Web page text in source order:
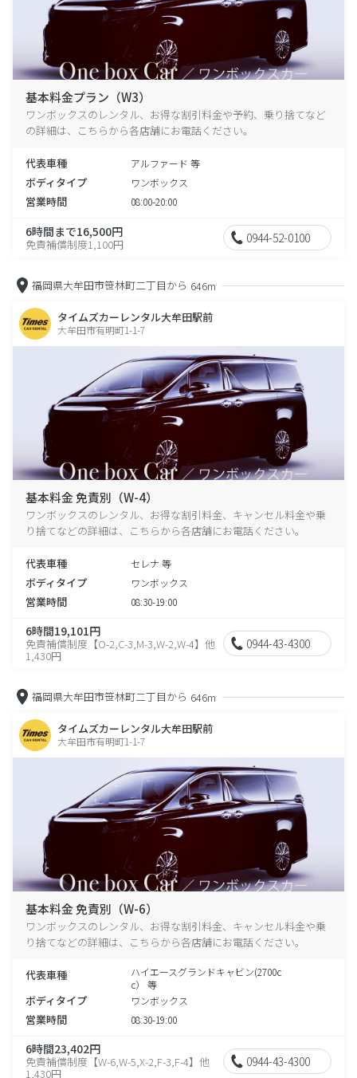
基本料金プラン（W3）
ワンボックスのレンタル、お得な割引料金や予約、乗り捨てなど
の詳細は、こちらから各店舗にお電話ください。
代表車種 アルファード 等
ボディタイプ ワンボックス
営業時間 08:00-20:00
6時間まで16,500円
免責補償制度1,100円 0944-52-0100
福岡県大牟田市笹林町二丁目から 646m
タイムズカーレンタル大牟田駅前
大牟田市有明町1-1-7
基本料金 免責別（W-4）
ワンボックスのレンタル、お得な割引料金、キャンセル料金や乗
り捨てなどの詳細は、こちらから各店舗にお電話ください。
代表車種 セレナ 等
ボディタイプ ワンボックス
営業時間 08:30-19:00
6時間19,101円
免責補償制度【O-2,C-3,M-3,W-2,W-4】他
1,430円
0944-43-4300
福岡県大牟田市笹林町二丁目から 646m
タイムズカーレンタル大牟田駅前
大牟田市有明町1-1-7
基本料金 免責別（W-6）
ワンボックスのレンタル、お得な割引料金、キャンセル料金や乗
り捨てなどの詳細は、こちらから各店舗にお電話ください。
代表車種
ハイエースグランドキャビン(2700c
c） 等
ボディタイプ ワンボックス
営業時間 08:30-19:00
6時間23,402円
免責補償制度【W-6,W-5,X-2,F-3,F-4】他
1,430円
0944-43-4300